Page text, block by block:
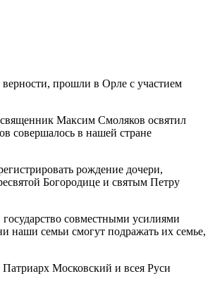
прошли в Орле с участием
священник Максим Смоляков освятил
совершалось в нашей стране
рождение дочери,
Богородице и святым Петру
совместными усилиями
наши семьи смогут подражать их семье,
Московский и всея Руси